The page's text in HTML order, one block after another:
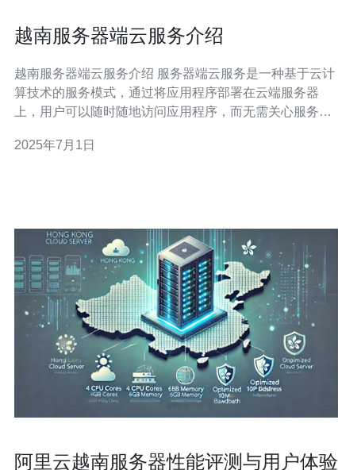
越南服务器端云服务介绍
越南服务器端云服务介绍 服务器端云服务是一种基于云计
算技术的服务模式，通过将应用程序部署在云端服务器
上，用户可以随时随地访问应用程序，而无需关心服务器
家，拥有良好的互联网基础设施和技术人才。选择越南服
2025年7月1日
阿里云越南服务器性能评测与用户体验